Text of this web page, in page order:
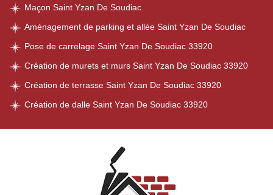
Maçon Saint Yzan De Soudiac
Aménagement de parking et allée Saint Yzan De Soudiac
Pose de carrelage Saint Yzan De Soudiac 33920
Création de murets et murs Saint Yzan De Soudiac 33920
Création de terrasse Saint Yzan De Soudiac 33920
Création de dalle Saint Yzan De Soudiac 33920